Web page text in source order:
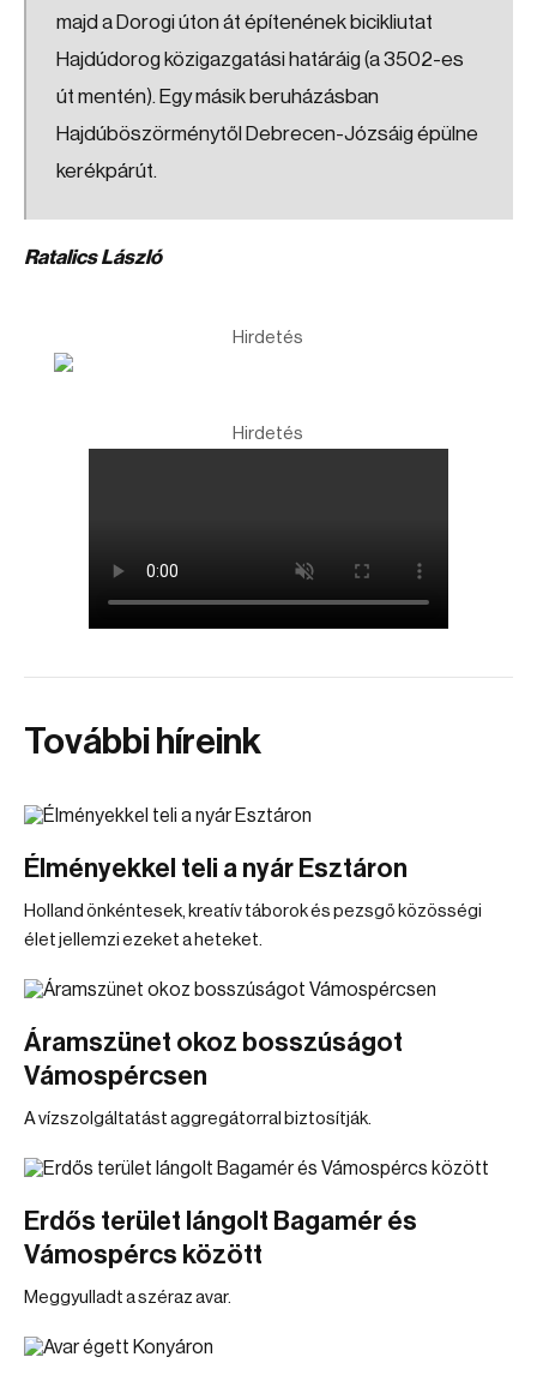
majd a Dorogi úton át építenének bicikliutat
Hajdúdorog közigazgatási határáig (a 3502-es
út mentén). Egy másik beruházásban
Hajdúböszörménytől Debrecen-Józsáig épülne
kerékpárút.
Ratalics László
Hirdetés
Hirdetés
További híreink
Élményekkel teli a nyár Esztáron
Holland önkéntesek, kreatív táborok és pezsgő közösségi
élet jellemzi ezeket a heteket.
Áramszünet okoz bosszúságot
Vámospércsen
A vízszolgáltatást aggregátorral biztosítják.
Erdős terület lángolt Bagamér és
Vámospércs között
Meggyulladt a széraz avar.